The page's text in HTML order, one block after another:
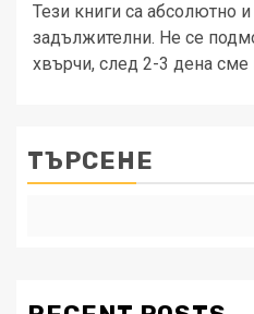
Тези книги са абсолютно
задължителни. Не се
хвърчи, след 2-3 дена сме
ТЪРСЕНЕ